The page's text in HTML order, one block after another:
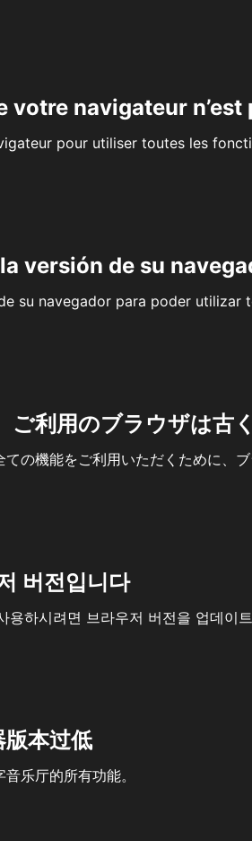
votre navigateur n’est
pour utiliser toutes les
versión de su
su navegador para poder
ご利用のブラウザは古
の機能をご利用いただくために、
버전입니다
용하시려면 브라우저 버전을 업데이
本过低
乐厅的所有功能。